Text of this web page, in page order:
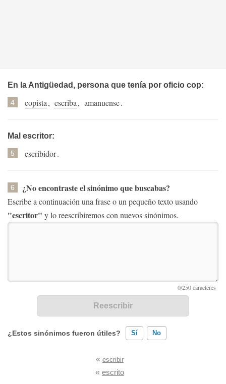
En la Antigüedad, persona que tenía por oficio cop:
4 copista, escriba, amanuense.
Mal escritor:
5 escribidor.
6 ¿No encontraste el sinónimo que buscabas?
Escribe a continuación una frase o un pequeño texto usando
"escritor" y lo reescribiremos con nuevos sinónimos.
¿Estos sinónimos fueron útiles? Sí No
Existen sinónimos incorrectos
« escribir
« escrito